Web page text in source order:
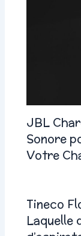
JBL
Sonore
Votre
Tineco
Laquelle